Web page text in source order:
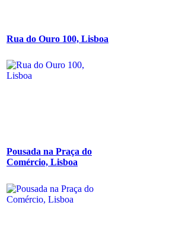
Rua do Ouro 100, Lisboa
Pousada na Praça do
Comércio, Lisboa